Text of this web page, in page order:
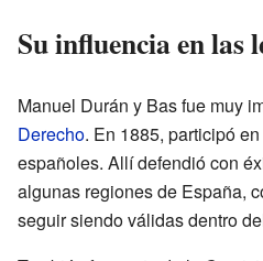
Su influencia en las
Manuel Durán y Bas fue muy
Derecho. En 1885, participó
españoles. Allí defendió con
algunas regiones de España,
seguir siendo válidas dentro